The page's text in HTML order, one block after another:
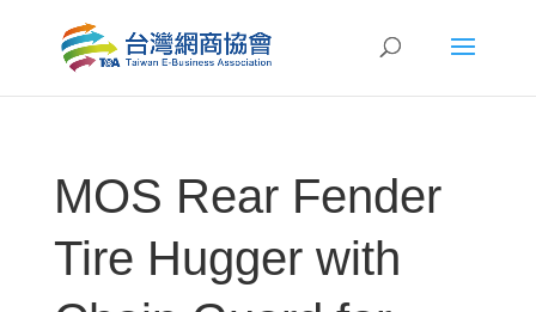
MOS Rear Fender
Tire Hugger with